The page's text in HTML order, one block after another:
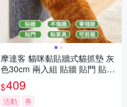
摩達客 貓咪黏貼牆式貓抓墊 灰
色30cm 兩入組 貼牆 貼門 貼家
具 隨處可貼附背膠 可剪裁 不易
殘膠 不易傷牆
$409
活動 券